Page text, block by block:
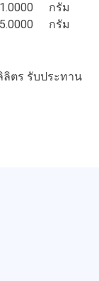
1.0000
กรัม
5.0000 กรัม
ลิตร รับประทาน